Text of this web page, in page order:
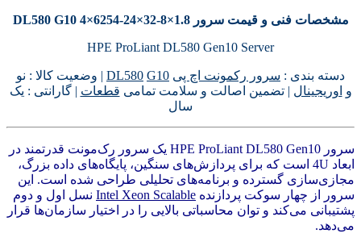
مشخصات فنی و قیمت سرور DL580 G10 4×6254-24×32-8×1.8
HPE ProLiant DL580 Gen10 Server
دسته بندی : سرور رکمونت اچ پی DL580 G10
| وضعیت کالا : نو
و اوریجینال | تضمین اصالت و سلامت تمامی قطعات | گارانتی : یک
سال
سرور HPE ProLiant DL580 Gen10 یک سرور رک‌مونت قدرتمند در
ابعاد 4U است که برای پردازش‌های سنگین، پایگاه‌های داده بزرگ،
مجازی‌سازی گسترده و برنامه‌های تحلیلی طراحی شده است. این
سرور از چهار سوکت پردازنده Intel Xeon Scalable نسل اول و دوم
پشتیبانی می‌کند و توان محاسباتی بالایی را در اختیار سازمان‌ها قرار
می‌دهد.